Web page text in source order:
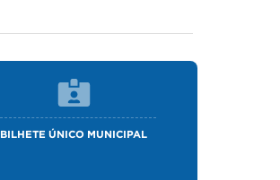
BILHETE ÚNICO MUNICIPAL